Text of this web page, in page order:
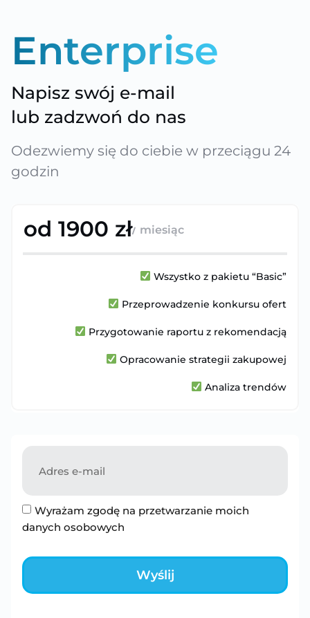
EIDOS Energy
Doradztwo energetyczne dla firm
Oferta – Enterprise
Enterprise
Napisz swój e-mail
lub zadzwoń do nas
Odezwiemy się do ciebie w przeciągu 24
godzin
od 1900 zł/ miesiąc
Wszystko z pakietu “Basic”
Przeprowadzenie konkursu ofert
Przygotowanie raportu z rekomendacją
Opracowanie strategii zakupowej
Analiza trendów
Wyrażam zgodę na przetwarzanie moich
danych osobowych
Wyślij